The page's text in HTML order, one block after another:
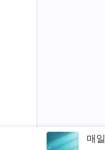
매